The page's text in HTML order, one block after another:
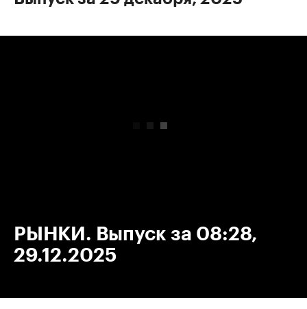
РЫНКИ. Выпуск за 08:28,
29.12.2025